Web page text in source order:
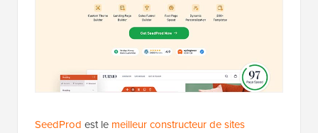
SeedProd est le meilleur constructeur de sites